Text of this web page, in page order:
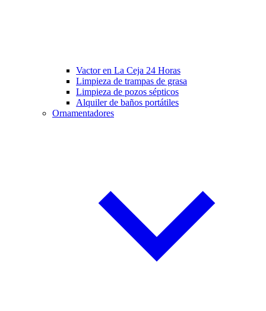
Vactor en La Ceja 24 Horas
Limpieza de trampas de grasa
Limpieza de pozos sépticos
Alquiler de baños portátiles
Ornamentadores